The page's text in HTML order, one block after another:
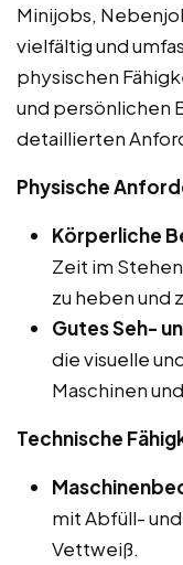
Minijobs,
vielfältig und
physischen
und persönlichen
detaillierten
Physische
Körperliche
Zeit im
zu heben und
Gutes Seh-
die visuelle
Maschinen
Technische
mit Abfüll-
Vettweiß.